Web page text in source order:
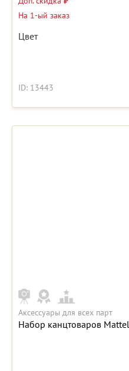
На 1-ый заказ
Цвет
ID: 13443
Аксессуары для всех парт
Набор канцтоваров